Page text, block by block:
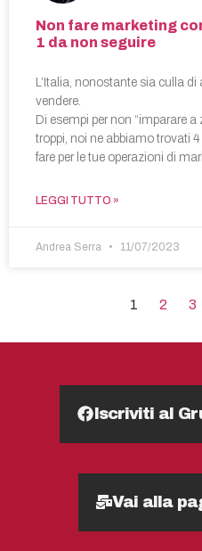
Non fare marketing
1 da non seguire
L’Italia, nonostante sia culla
vendere.
Di esempi per non “imparare a
troppi, noi ne abbiamo trovati
fare per le tue operazioni di
LEGGI TUTTO »
Andrea Serra 11/07/2023
1 2 3
Iscriviti al
Vai alla